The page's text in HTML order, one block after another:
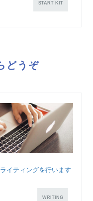
START KIT
どうぞ
イティングを行います
WRITING